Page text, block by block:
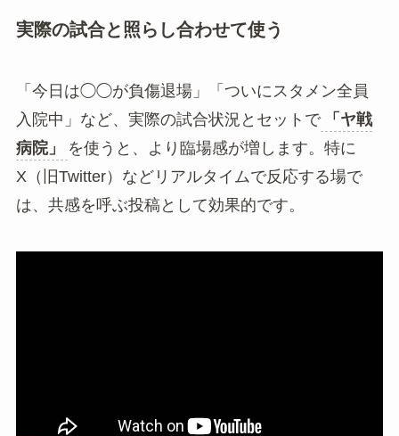
実際の試合と照らし合わせて使う
「今日は◯◯が負傷退場」「ついにスタメン全員
入院中」など、実際の試合状況とセットで
「ヤ戦
病院」
を使うと、より臨場感が増します。特に
X（旧Twitter）などリアルタイムで反応する場で
は、共感を呼ぶ投稿として効果的です。